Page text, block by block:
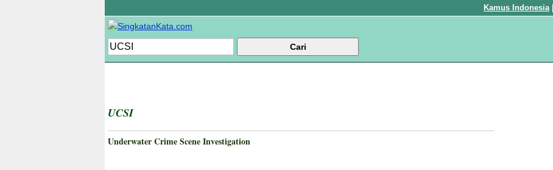
Kamus Indonesia|
UCSI
Underwater Crime Scene Investigation